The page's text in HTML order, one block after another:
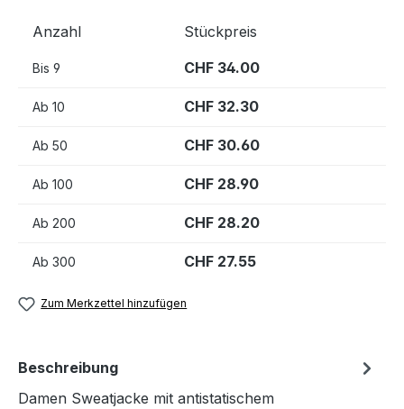
Anzahl Stückpreis
Bis 9 CHF 34.00
Ab 10 CHF 32.30
Ab 50 CHF 30.60
Ab 100 CHF 28.90
Ab 200 CHF 28.20
Ab 300 CHF 27.55
Zum Merkzettel hinzufügen
Beschreibung
Damen Sweatjacke mit antistatischem